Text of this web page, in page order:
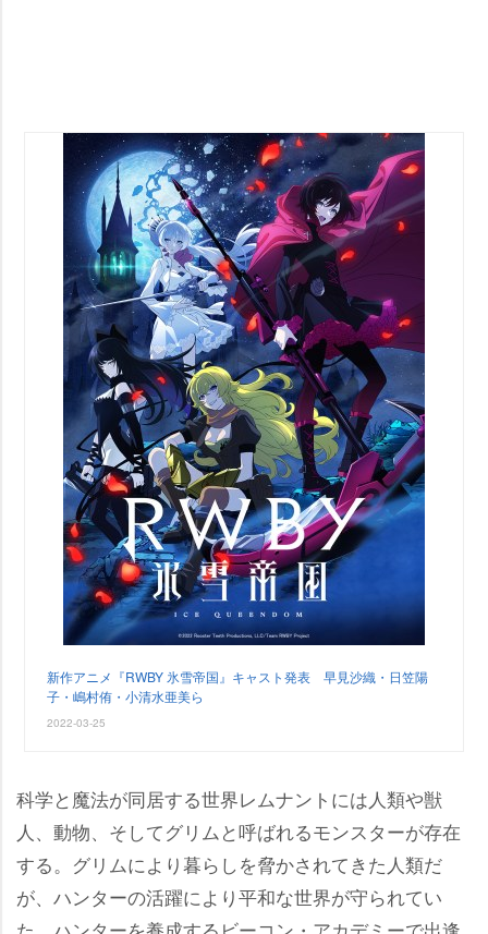
新作アニメ『RWBY 氷雪帝国』キャスト発表 早見沙織・日笠陽
子・嶋村侑・小清水亜美ら
2022-03-25
科学と魔法が同居する世界レムナントには人類や獣
人、動物、そしてグリムと呼ばれるモンスターが存在
する。グリムにより暮らしを脅かされてきた人類だ
が、ハンターの活躍により平和な世界が守られてい